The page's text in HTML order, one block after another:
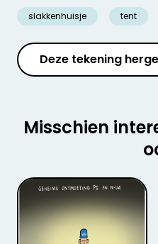
slakkenhuisje tent
Deze tekening
Misschien